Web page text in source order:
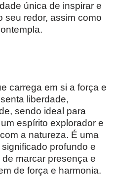
única de inspirar e
seu redor, assim como
carrega em si a força e
liberdade,
sendo ideal para
espírito explorador e
a natureza. É uma
profundo e
marcar presença e
de força e harmonia.